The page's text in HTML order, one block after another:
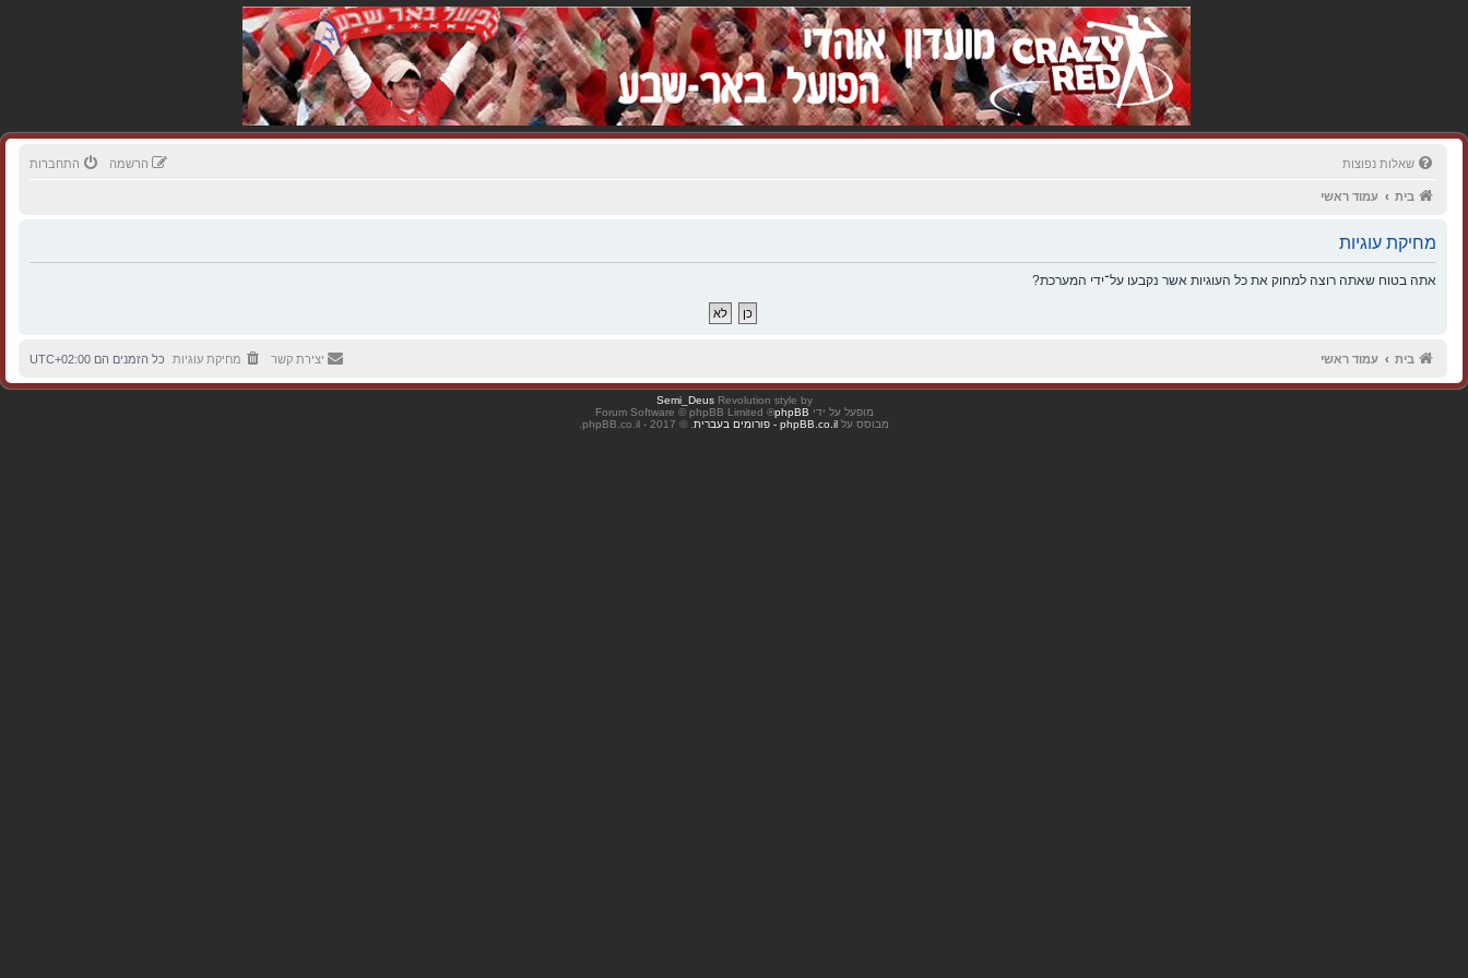
שאלות נפוצות התחברות הרשמה
בית עמוד ראשי
מחיקת עוגיות
אתה בטוח שאתה רוצה למחוק את כל העוגיות אשר נקבעו על־ידי המערכת?
בית עמוד ראשי כל הזמנים הם UTC+02:00 מחיקת עוגיות יצירת קשר
Revolution style by
Semi_Deus
מופעל על ידי phpBB
® Forum Software © phpBB Limited
מבוסס על phpBB.co.il - פורומים בעברית . © 2017 - phpBB.co.il.